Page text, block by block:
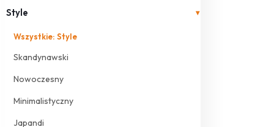
Style ▾
Wszystkie: Style
Skandynawski
Nowoczesny
Minimalistyczny
Japandi